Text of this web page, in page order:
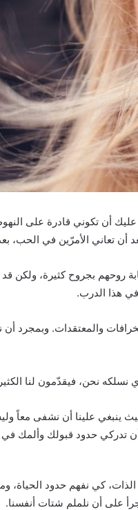
أن تكوني قادرة على
أن تعاني الأمرّين في الحب،
بجروح كثيرة، ولكن قد
هذا الدرب.
والمعتقدات. وبمجرد
نحن، فيقدّمون لنا الكثير
ينبغي علينا أن نشفى معاً
تدركي حدود قبولك وألمك
كي نفهم حدود الحياة،
على أن نلملم شتات أنفسنا.